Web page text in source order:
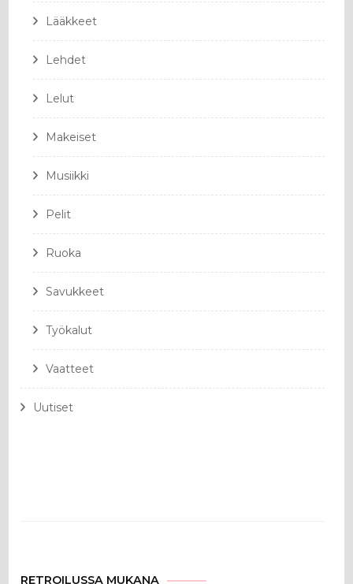
Lääkkeet
Lehdet
Lelut
Makeiset
Musiikki
Pelit
Ruoka
Savukkeet
Työkalut
Vaatteet
Uutiset
RETROILUSSA MUKANA